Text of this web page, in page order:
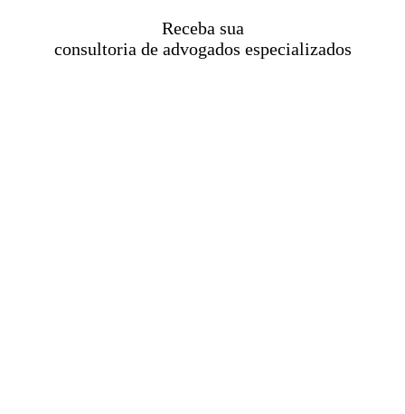
Receba sua
consultoria de advogados especializados